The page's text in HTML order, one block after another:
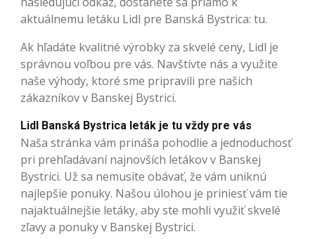
aktuálnemu letáku Lidl pre Banská Bystrica: tu.
Ak hľadáte kvalitné výrobky za skvelé ceny, Lidl je
správnou voľbou pre vás. Navštívte nás a využite
naše výhody, ktoré sme pripravili pre našich
zákazníkov v Banskej Bystrici.
Lidl Banská Bystrica leták je tu vždy pre vás
Naša stránka vám prináša pohodlie a jednoduchosť
pri prehľadávaní najnovších letákov v Banskej
Bystrici. Už sa nemusíte obávať, že vám uniknú
najlepšie ponuky. Našou úlohou je priniesť vám tie
najaktuálnejšie letáky, aby ste mohli využiť skvelé
zľavy a ponuky v Banskej Bystrici.